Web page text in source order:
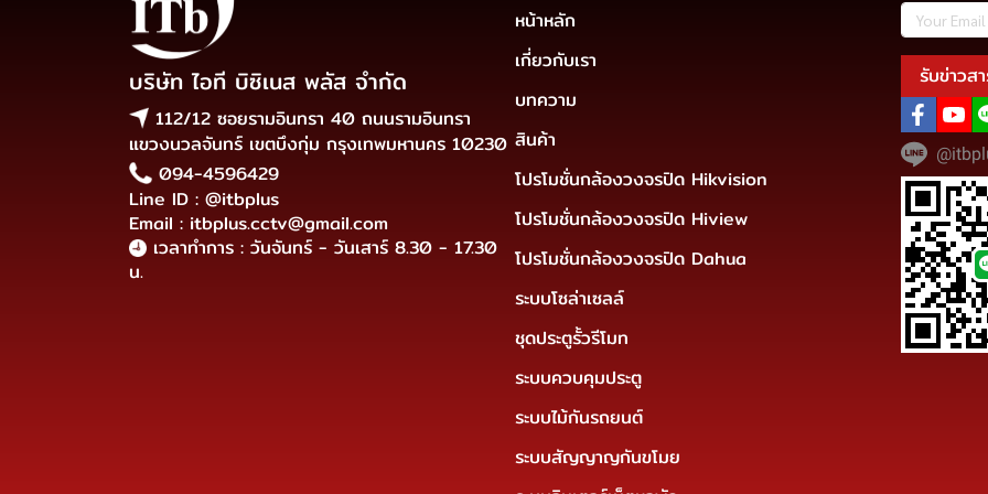
บริษัท ไอที บิซิเนส พลัส จำกัด
112/12 ซอยรามอินทรา 40 ถนนรามอินทรา
แขวงนวลจันทร์ เขตบึงกุ่ม กรุงเทพมหานคร 10230
094-4596429
Line ID : @itbplus
Email : itbplus.cctv@gmail.com
เวลาทำการ : วันจันทร์ - วันเสาร์ 8.30 - 17.30
น.
หน้าหลัก
เกี่ยวกับเรา
บทความ
สินค้า
โปรโมชั่นกล้องวงจรปิด Hikvision
โปรโมชั่นกล้องวงจรปิด Hiview
โปรโมชั่นกล้องวงจรปิด Dahua
ระบบโซล่าเซลล์
ชุดประตูรั้วรีโมท
ระบบควบคุมประตู
ระบบไม้กันรถยนต์
ระบบสัญญาญกันขโมย
รับข่าวส